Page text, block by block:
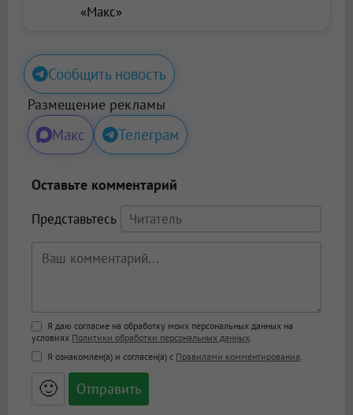
«Макс»
Сообщить новость
Размещение рекламы
Макс Телеграм
Оставьте комментарий
Представьтесь
Поддержка HTML
<b>, <strong>, <u>, <i>, <em>, <s>, <big>,
<small>, <sup>, <sub>, <pre>, <ul>, <ol>, <li>,
<blockquote>, <code> экранирует HTML,
адреса URL автоматически становятся
ссылками, и [img]адрес[/img] будет
Я даю согласие на обработку моих персональных данных на
условиях Политики обработки персональных данных
Я ознакомлен(а) и согласен(а) с Правилами комментирования
🙂